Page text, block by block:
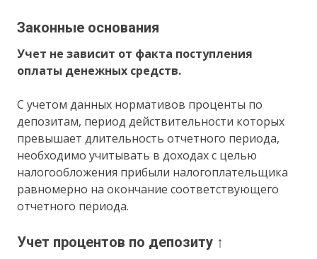
Законные основания
Учет не зависит от факта поступления
оплаты денежных средств.
С учетом данных нормативов проценты по
депозитам, период действительности которых
превышает длительность отчетного периода,
необходимо учитывать в доходах с целью
налогообложения прибыли налогоплательщика
равномерно на окончание соответствующего
отчетного периода.
Учет процентов по депозиту ↑